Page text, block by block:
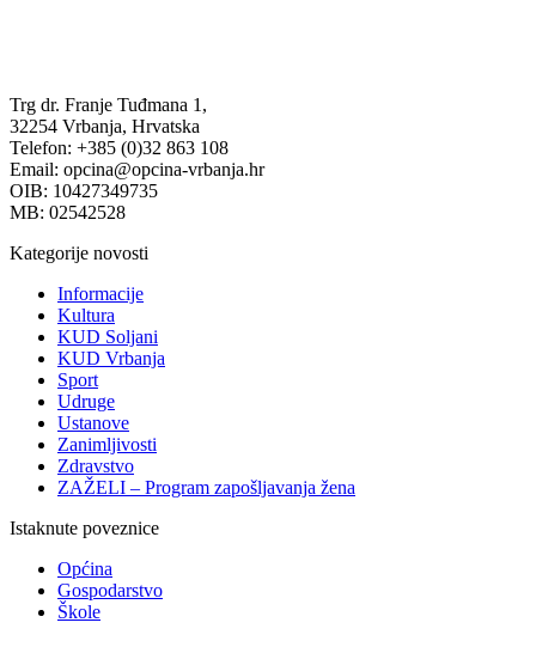
Trg dr. Franje Tuđmana 1,
32254 Vrbanja, Hrvatska
Telefon: +385 (0)32 863 108
Email: opcina@opcina-vrbanja.hr
OIB: 10427349735
MB: 02542528
Kategorije novosti
Informacije
Kultura
KUD Soljani
KUD Vrbanja
Sport
Udruge
Ustanove
Zanimljivosti
Zdravstvo
ZAŽELI – Program zapošljavanja žena
Istaknute poveznice
Općina
Gospodarstvo
Škole